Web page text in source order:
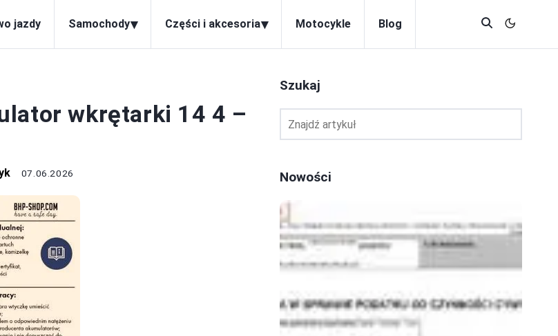
jazdy Samochody▾ Części i akcesoria▾ Motocykle Blog
wkrętarki 14 4 –
07.06.2026
Szukaj
Nowości